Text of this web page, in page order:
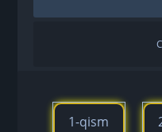
1-qism